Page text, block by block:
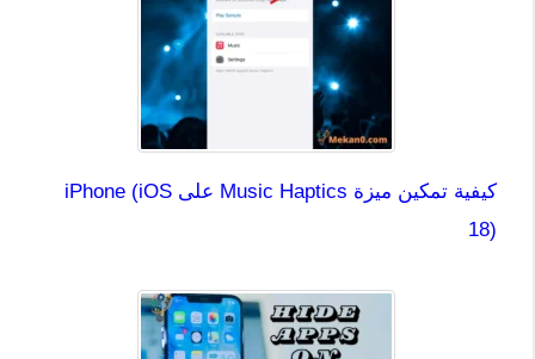
كيفية تمكين ميزة Music Haptics على iPhone (iOS
18)